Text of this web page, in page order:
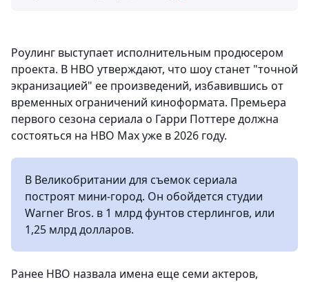
Роулинг выступает исполнительным продюсером
проекта. В HBO утверждают, что шоу станет "точной
экранизацией" ее произведений, избавившись от
временных ограничений киноформата. Премьера
первого сезона сериала о Гарри Поттере должна
состояться на HBO Max уже в 2026 году.
В Великобритании для съемок сериала
построят мини-город. Он обойдется студии
Warner Bros. в 1 млрд фунтов стерлингов, или
1,25 млрд долларов.
Ранее HBO назвала имена еще семи актеров,